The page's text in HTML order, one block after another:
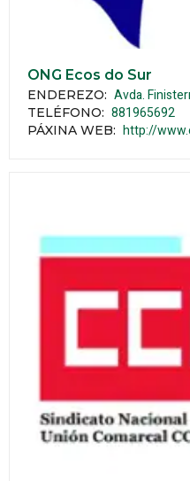
ONG Ecos do Sur
ENDEREZO: Avda.
TELÉFONO: 881965692
PÁXINA WEB: http://